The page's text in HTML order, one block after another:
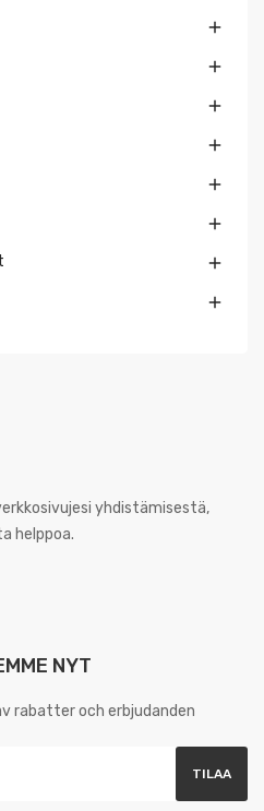








yhdistämisestä,
helppoa.
NYT
rabatter och erbjudanden